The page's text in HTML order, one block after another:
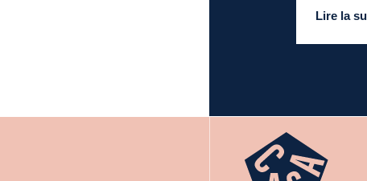
Lire la